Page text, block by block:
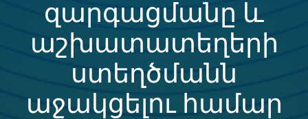
զարգացմանը և
աշխատատեղերի
ստեղծմանն
աջակցելու համար